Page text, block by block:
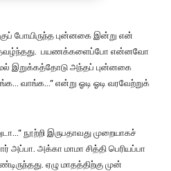
போயிருந்த புன்னகை இன்று என்
தவழ்ந்தது. பயணக்களைப்போ என்னவோ
இறுக்கத்தோடு அந்தப் புன்னகை
வாங்க…” என்று ஓடி ஓடி வரவேற்றுக்
நூற்றி இருபதாவது முறையாகச்
அப்பா. அக்கா மாமா சித்தி பெரியப்பா
ஏழு மாதத்திற்கு முன்